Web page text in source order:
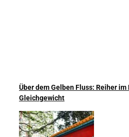
Über dem Gelben Fluss: Reiher im
Gleichgewicht